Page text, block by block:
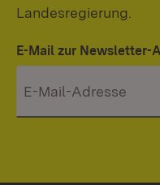
Landesregierung.
E-Mail zur Newsletter-